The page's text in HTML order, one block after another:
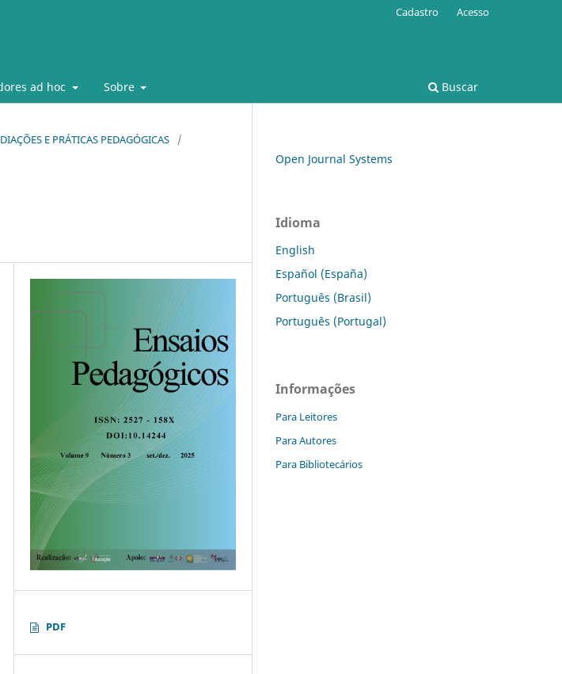
ad hoc Sobre Buscar
Cadastro Acesso
E PRÁTICAS PEDAGÓGICAS
/
PDF
Open Journal Systems
Idioma
English
Español (España)
Português (Brasil)
Português (Portugal)
Informações
Para Leitores
Para Autores
Para Bibliotecários